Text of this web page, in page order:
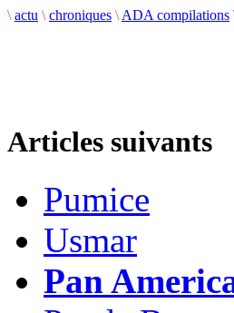
\ actu \ chroniques \ ADA compilations
Articles suivants
Pumice
Usmar
Pan